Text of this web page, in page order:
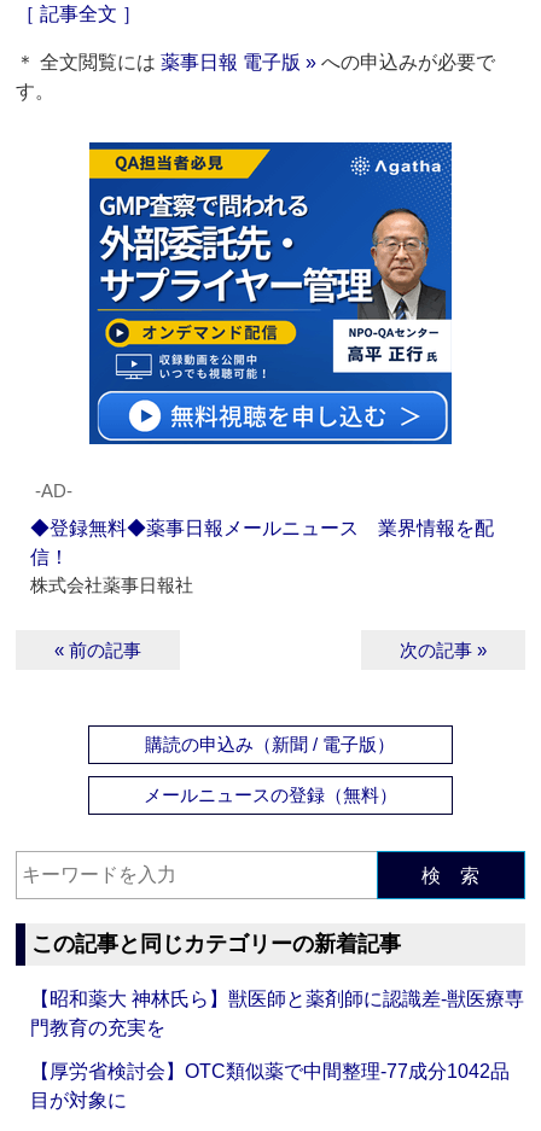
［ 記事全文 ］
＊ 全文閲覧には薬事日報 電子版 » への申込みが必要で
す。
‐AD‐
◆登録無料◆薬事日報メールニュース 業界情報を配
信！
株式会社薬事日報社
« 前の記事 次の記事 »
購読の申込み（新聞 / 電子版）
メールニュースの登録（無料）
検 索
この記事と同じカテゴリーの新着記事
【昭和薬大 神林氏ら】獣医師と薬剤師に認識差‐獣医療専
門教育の充実を
【厚労省検討会】OTC類似薬で中間整理‐77成分1042品
目が対象に